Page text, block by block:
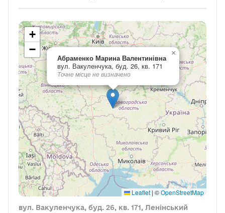
Абраменко Марина Валентинівна
вул. Вакуленчука, буд. 26, кв. 171
Точне місце не визначено
×
+
−
Leaflet | ©OpenStreetMap
вул. Вакуленчука, буд. 26, кв. 171, Ленінський